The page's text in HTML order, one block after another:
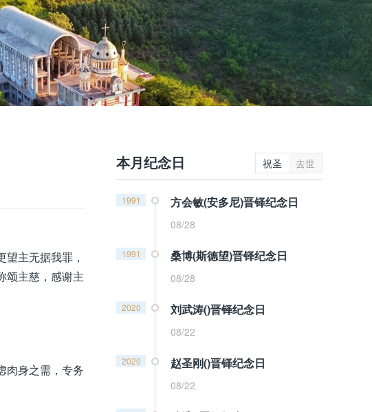
主无据我罪，
颂主慈，感谢主
肉身之需，专务
本月纪念日 祝圣 去世
1991 方会敏(安多尼)晋铎纪念日
08/28
1991 桑博(斯德望)晋铎纪念日
08/28
2020 刘武涛()晋铎纪念日
08/22
2020 赵圣刚()晋铎纪念日
08/22